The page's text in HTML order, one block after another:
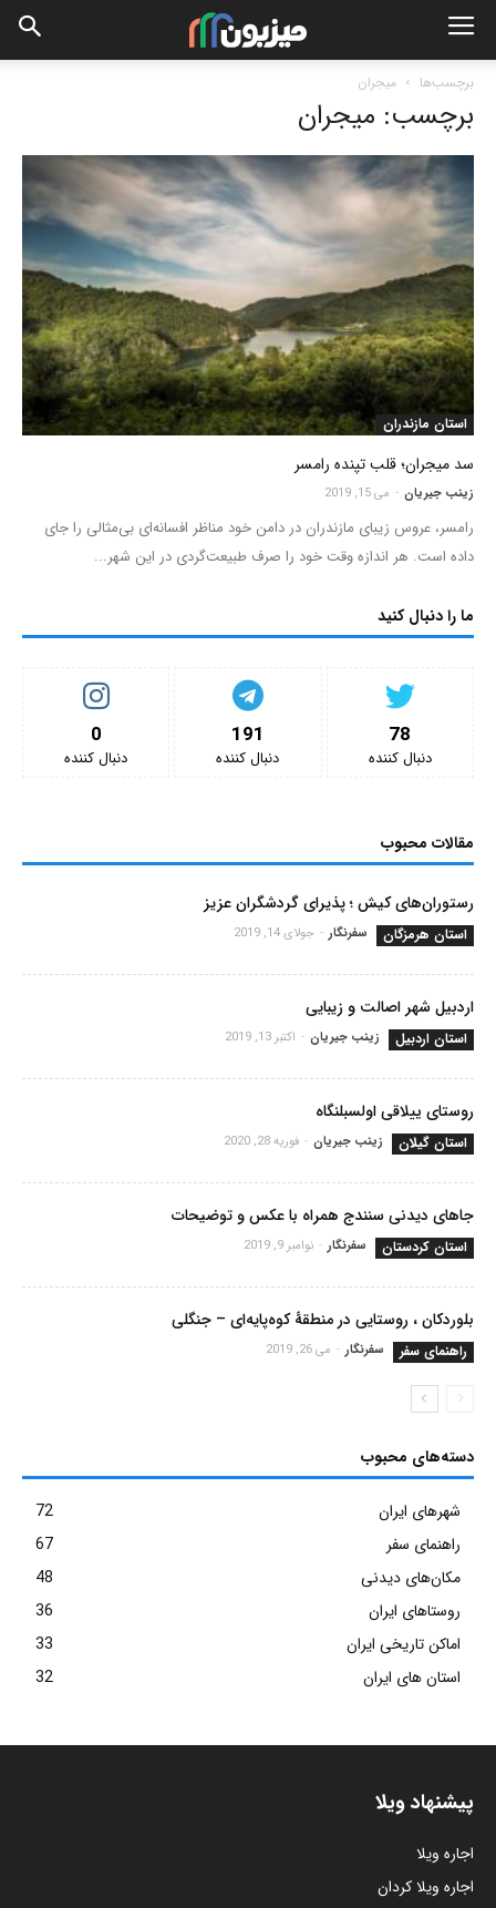
برچسب‌ها میجران
برچسب: میجران
استان مازندران
سد میجران؛ قلب تپنده رامسر
زینب جیریان - می 15, 2019
رامسر، عروس زیبای مازندران در دامن خود مناظر افسانه‌ای بی‌مثالی را جای
داده است. هر اندازه وقت خود را صرف طبیعت‌گردی در این شهر...
ما را دنبال کنید
0
دنبال کننده‌
191
دنبال کننده‌
78
دنبال کننده‌
مقالات محبوب
رستوران‌های کیش ؛ پذیرای گردشگران عزیز
استان هرمزگان سفرنگار - جولای 14, 2019
اردبیل شهر اصالت و زیبایی
استان اردبیل زینب جیریان - اکتبر 13, 2019
روستای ییلاقی اولسبلنگاه
استان گیلان زینب جیریان - فوریه 28, 2020
جاهای دیدنی سنندج همراه با عکس و توضیحات
استان کردستان سفرنگار - نوامبر 9, 2019
بلوردکان ، روستایی در منطقۀ کوه‌پایه‌ای – جنگلی
راهنمای سفر سفرنگار - می 26, 2019
دسته‌های محبوب
شهرهای ایران
72
راهنمای سفر
67
مکان‌های دیدنی
48
روستاهای ایران
36
اماکن تاریخی ایران
33
استان های ایران
32
پیشنهاد ویلا
اجاره ویلا
اجاره ویلا کردان